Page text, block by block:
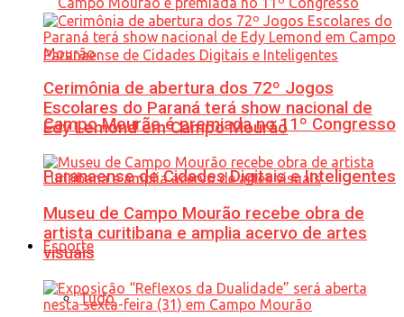
Campo Mourão é premiada no 11º Congresso
Paranaense de Cidades Digitais e Inteligentes
Esporte
Tudo
Cerimônia de abertura dos 72º Jogos
Escolares do Paraná terá show nacional de
Edy Lemond em Campo Mourão
Museu de Campo Mourão recebe obra de
artista curitibana e amplia acervo de artes
visuais